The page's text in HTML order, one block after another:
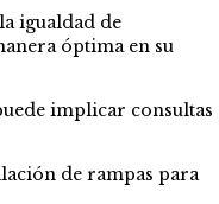
igualdad de
óptima en su
implicar consultas
de rampas para